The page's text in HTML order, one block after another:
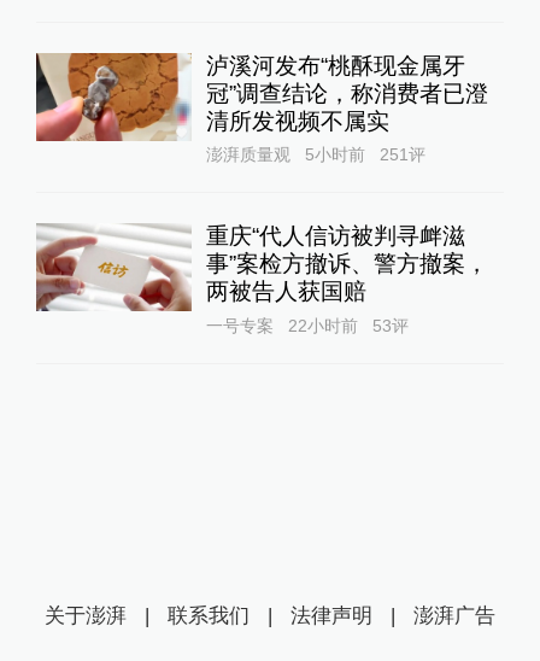
泸溪河发布“桃酥现金属牙
冠”调查结论，称消费者已澄
清所发视频不属实
澎湃质量观 5小时前 251评
重庆“代人信访被判寻衅滋
事”案检方撤诉、警方撤案，
两被告人获国赔
一号专案 22小时前 53评
关于澎湃 | 联系我们 | 法律声明 | 澎湃广告